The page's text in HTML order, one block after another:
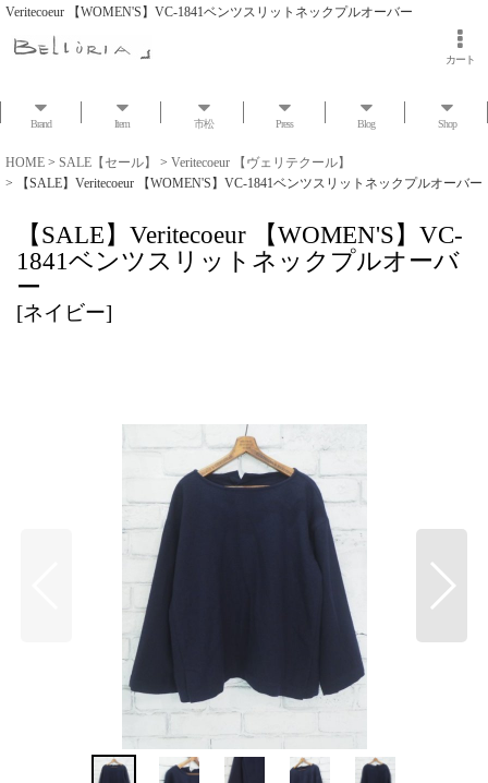
Veritecoeur 【WOMEN'S】VC-1841ベンツスリットネックプルオーバー
カート
Brand Item 市松 Press Blog Shop
HOME > SALE【セール】 > Veritecoeur 【ヴェリテクール】
>
【SALE】Veritecoeur 【WOMEN'S】VC-1841ベンツスリットネックプルオーバー
【SALE】Veritecoeur 【WOMEN'S】VC-
1841ベンツスリットネックプルオーバ
ー
[ネイビー]